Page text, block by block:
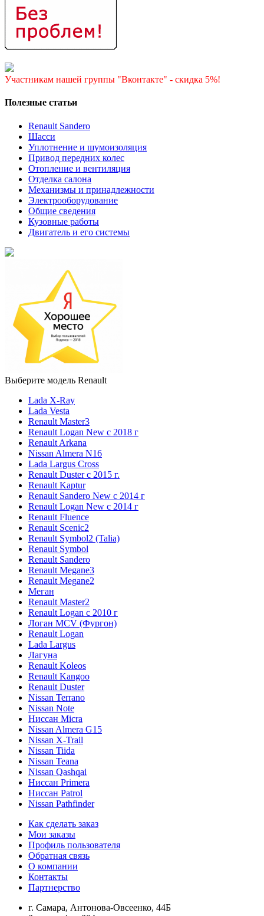
Участникам нашей группы "Вконтакте" - скидка 5%!
Полезные статьи
Renault Sandero
Шасси
Уплотнение и шумоизоляция
Привод передних колес
Отопление и вентиляция
Отделка салона
Механизмы и принадлежности
Электрооборудование
Общие сведения
Кузовные работы
Двигатель и его системы
Выберите модель Renault
Lada X-Ray
Lada Vesta
Renault Master3
Renault Logan New с 2018 г
Renault Arkana
Nissan Almera N16
Lada Largus Cross
Renault Duster с 2015 г.
Renault Kaptur
Renault Sandero New с 2014 г
Renault Logan New с 2014 г
Renault Fluence
Renault Scenic2
Renault Symbol2 (Talia)
Renault Symbol
Renault Sandero
Renault Megane3
Renault Megane2
Меган
Renault Master2
Renault Logan c 2010 г
Логан МСV (Фургон)
Renault Logan
Lada Largus
Лагуна
Renault Koleos
Renault Kangoo
Renault Duster
Nissan Terrano
Nissan Note
Ниссан Micra
Nissan Almera G15
Nissan X-Trail
Nissan Tiida
Nissan Teana
Nissan Qashqai
Ниссан Primera
Ниссан Patrol
Nissan Pathfinder
Как сделать заказ
Мои заказы
Профиль пользователя
Обратная связь
О компании
Контакты
Партнерство
г. Самара, Антонова-Овсеенко, 44Б